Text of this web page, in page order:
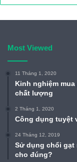
Most Viewed
11 Tháng 1, 2020
Kinh nghiệm
chất lượng
2 Tháng 1, 2020
Công dụng tuyệt
24 Tháng 12, 2019
Sử dụng chổi gạt
cho đúng?